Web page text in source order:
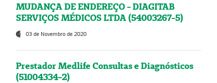
MUDANÇA DE ENDEREÇO - DIAGITAB
SERVIÇOS MÉDICOS LTDA (54003267-5)
03 de Novembro de 2020
Prestador Medlife Consultas e Diagnósticos
(51004334-2)